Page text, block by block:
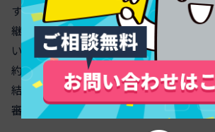
す。法人カード審査基準は公開されま
継続取引の実績があるほど限度額設定
いです。創業初期は決算書の厚みが不
約書や入金明細で継続収益の裏付けを示
結果として、安定収益と取引先信用の
審査通過に直結します。